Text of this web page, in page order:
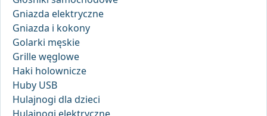
Gniazda elektryczne
Gniazda i kokony
Golarki męskie
Grille węglowe
Haki holownicze
Huby USB
Hulajnogi dla dzieci